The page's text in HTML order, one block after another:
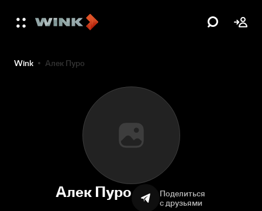
Wink Алек Пуро
Алек Пуро
Поделиться
с друзьями